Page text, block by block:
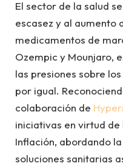
El sector de la salud
escasez y al aumento
medicamentos de
Ozempic y Mounjaro,
las presiones sobre
por igual.
colaboración de
iniciativas en virtud de
Inflación, abordando
soluciones sanitarias